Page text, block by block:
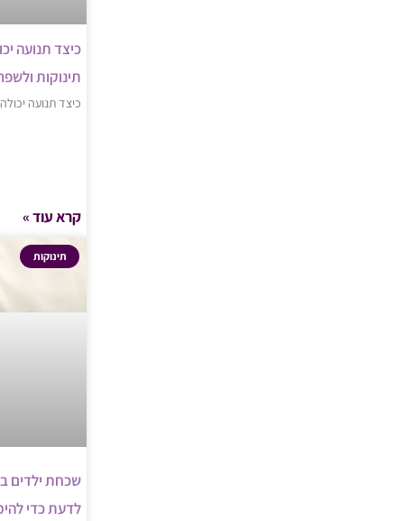
כיצד תנועה
תינוקות
כיצד תנועה
קרא עוד »
תינוקות
שכחת ילדים
לדעת כדי